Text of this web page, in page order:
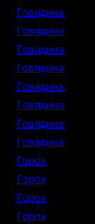
Говядина
Говядина
Говядина
Говядина
Говядина
Говядина
Говядина
Говядина
Горох
Горох
Горох
Горох